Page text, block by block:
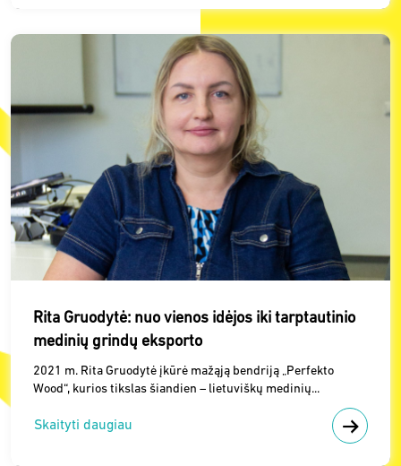
Rita Gruodytė: nuo vienos idėjos iki tarptautinio
medinių grindų eksporto
2021 m. Rita Gruodytė įkūrė mažąją bendriją „Perfekto
Wood“, kurios tikslas šiandien – lietuviškų medinių...
Skaityti daugiau